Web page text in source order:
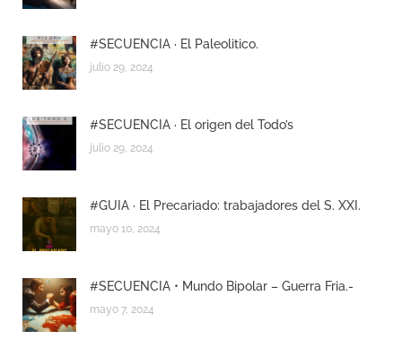
#SECUENCIA · El Paleolitico.
julio 29, 2024
#SECUENCIA · El origen del Todo’s
julio 29, 2024
#GUIA · El Precariado: trabajadores del S. XXI.
mayo 10, 2024
#SECUENCIA • Mundo Bipolar – Guerra Fria.-
mayo 7, 2024